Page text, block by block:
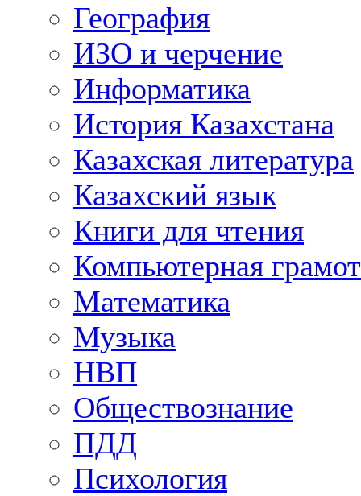
География
ИЗО и черчение
Информатика
История Казахстана
Казахская литература
Казахский язык
Книги для чтения
Компьютерная
Математика
Музыка
НВП
Обществознание
ПДД
Психология